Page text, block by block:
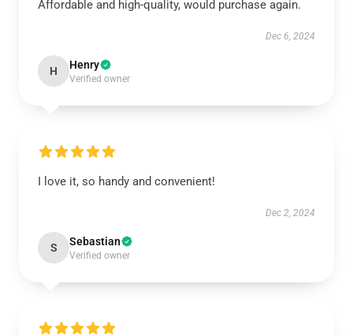
Affordable and high-quality, would purchase again.
Dec 6, 2024
H Henry
Verified owner
I love it, so handy and convenient!
Dec 2, 2024
S Sebastian
Verified owner